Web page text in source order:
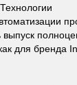
выпуск
для бренда